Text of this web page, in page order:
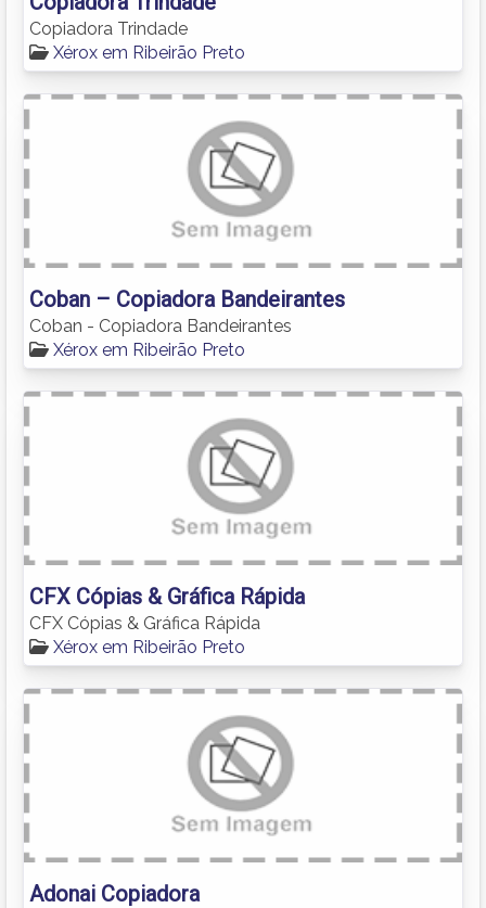
Copiadora Trindade
Xérox em Ribeirão Preto
Coban – Copiadora Bandeirantes
Coban - Copiadora Bandeirantes
Xérox em Ribeirão Preto
CFX Cópias & Gráfica Rápida
CFX Cópias & Gráfica Rápida
Xérox em Ribeirão Preto
Adonai Copiadora